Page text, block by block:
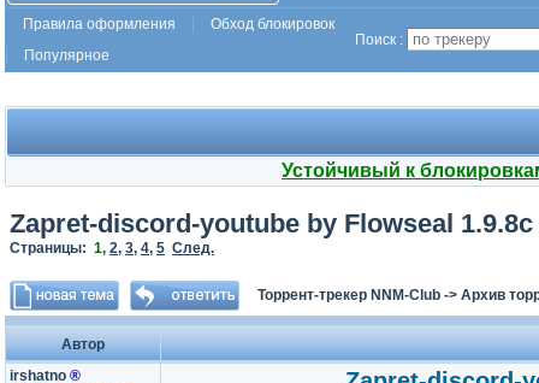
Правила оформления
Обход блокировок
Популярное
Поиск :
Устойчивый к
Zapret-discord-youtube by Flowseal
Страницы: 1, 2, 3, 4, 5 След.
Торрент-трекер NNM-Club -> Архив
Автор
irshatno ®